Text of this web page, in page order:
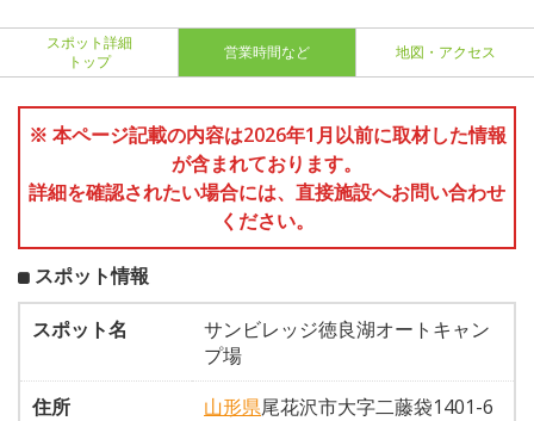
スポット詳細
トップ
営業時間など 地図・アクセス
※ 本ページ記載の内容は2026年1月以前に取材した情報
が含まれております。
詳細を確認されたい場合には、直接施設へお問い合わせ
ください。
スポット情報
スポット名
サンビレッジ徳良湖オートキャン
プ場
住所
山形県尾花沢市大字二藤袋1401-6